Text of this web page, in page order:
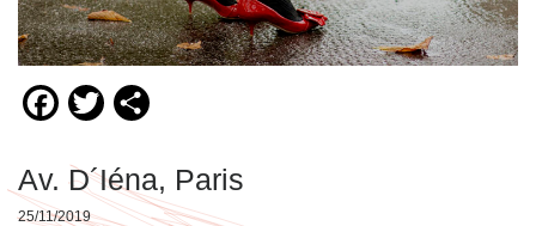
Facebook
Twitter
Av. D´Iéna, Paris
25/11/2019